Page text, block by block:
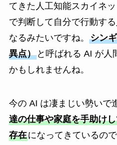
てきた人工知能スカイネ
で判断して自分で行動す
なるみたいですね。 シン
異点）と呼ばれる AI が人
かもしれませんね。
今の AI は凄まじい勢いで
達の仕事や家庭を手助け
存在になってきているの